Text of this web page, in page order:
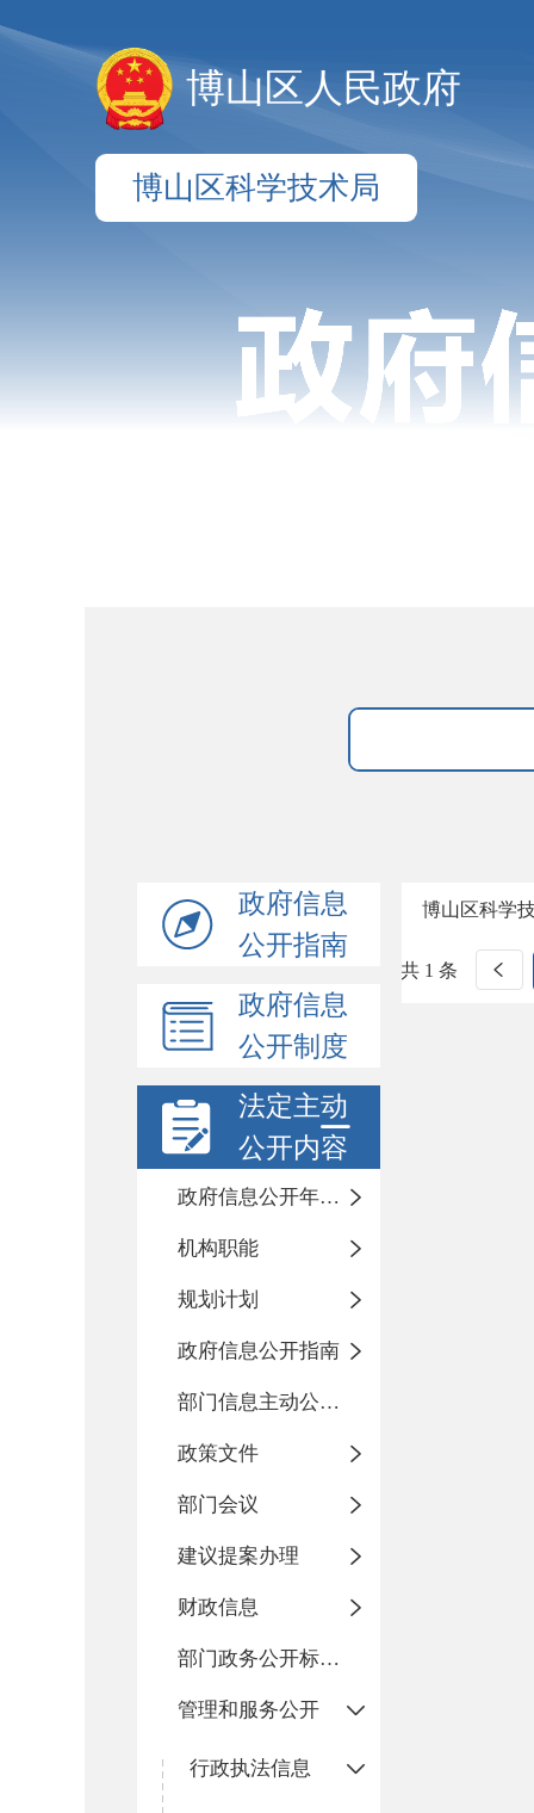
博山区人民政府
博山区科学技术局
政府信息
公开指南
政府信息
公开制度
法定主动
公开内容
政府信息公开年度报告
机构职能
规划计划
政府信息公开指南
部门信息主动公开基本目录
政策文件
部门会议
建议提案办理
财政信息
部门政务公开标准化目录
管理和服务公开
行政执法信息
博山区科学
共 1 条